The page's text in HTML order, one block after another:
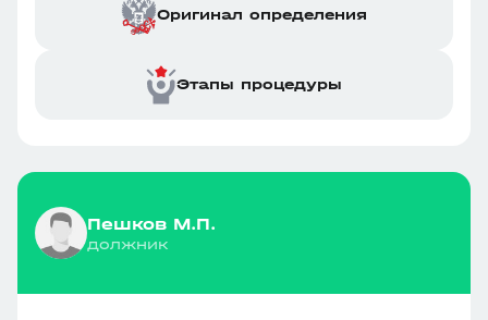
Оригинал определения
Этапы процедуры
Пешков М.П.
должник